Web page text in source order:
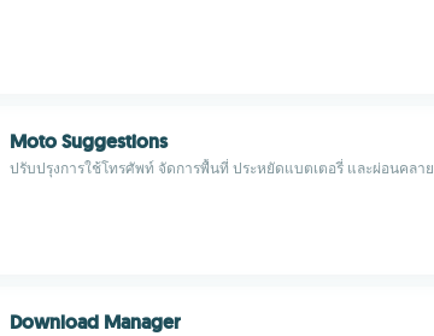
Moto Suggestions
ปรับปรุงการใช้โทรศัพท์ จัดการพื้นที่ ประหยัดแบตเตอรี่ และผ่อนคลาย
Download Manager